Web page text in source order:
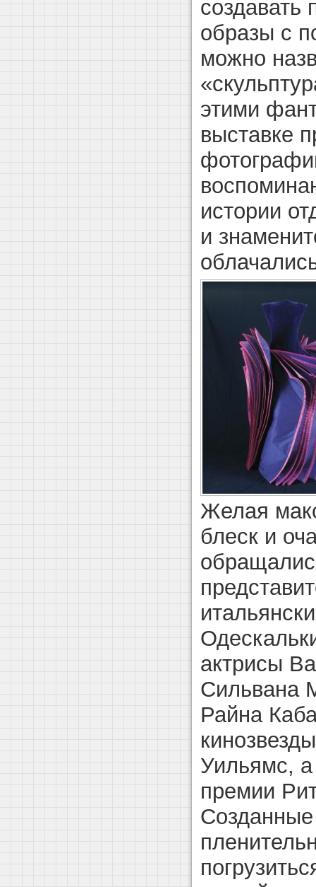
создавать
образы с
можно
этими
выставке
истории
и
Желая
блеск и
актрисы
Сильвана
Райна
Уильямс,
премии